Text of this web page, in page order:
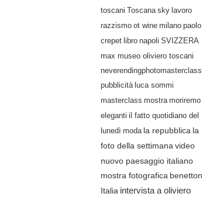
toscani
Toscana sky lavoro
razzismo ot wine milano paolo
crepet libro napoli SVIZZERA
max museo oliviero toscani
neverendingphotomasterclass
pubblicità luca sommi
masterclass mostra moriremo
eleganti il fatto quotidiano del
lunedì moda la repubblica la
foto della settimana video
nuovo paesaggio italiano
mostra fotografica benetton
Italia intervista a oliviero